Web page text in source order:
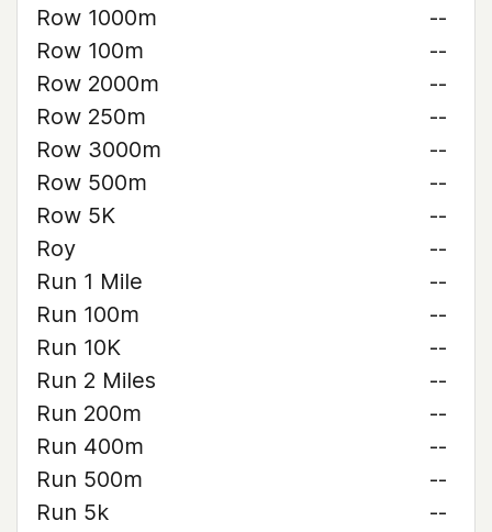
Row 1000m
--
Row 100m
--
Row 2000m
--
Row 250m
--
Row 3000m
--
Row 500m
--
Row 5K
--
Roy
--
Run 1 Mile
--
Run 100m
--
Run 10K
--
Run 2 Miles
--
Run 200m
--
Run 400m
--
Run 500m
--
Run 5k
--